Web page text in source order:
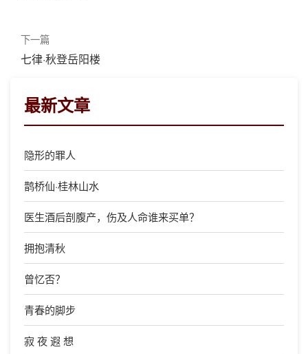
下一篇
七律·秋登岳阳楼
最新文章
隐形的罪人
鹊桥仙·桂林山水
医生酒后剖腹产，伤及人命谁来买单？
拥抱清秋
曾忆否？
青春的脚步
寂 夜 遐 想